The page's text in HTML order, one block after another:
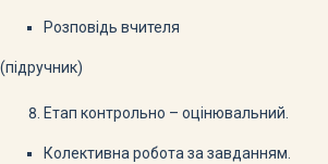
Розповідь вчителя
(підручник)
Етап контрольно – оцінювальний.
Колективна робота за завданням.